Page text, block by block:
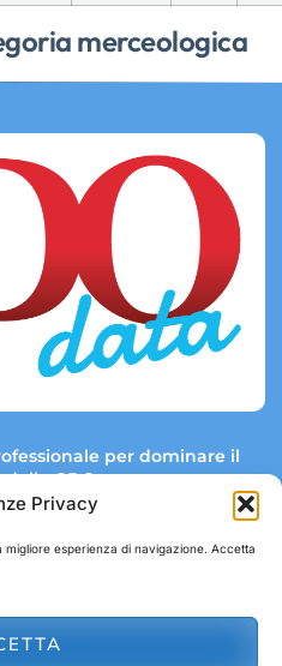
Privacy
esperienza di navigazione. Accetta
merceologica
per dominare il
GDO.
abbonamenti@gdodata.it